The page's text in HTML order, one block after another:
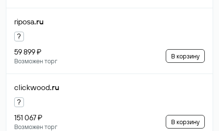
riposa.ru
?
59 899 ₽
Возможен торг
В корзину
clickwood.ru
?
151 067 ₽
Возможен торг
В корзину